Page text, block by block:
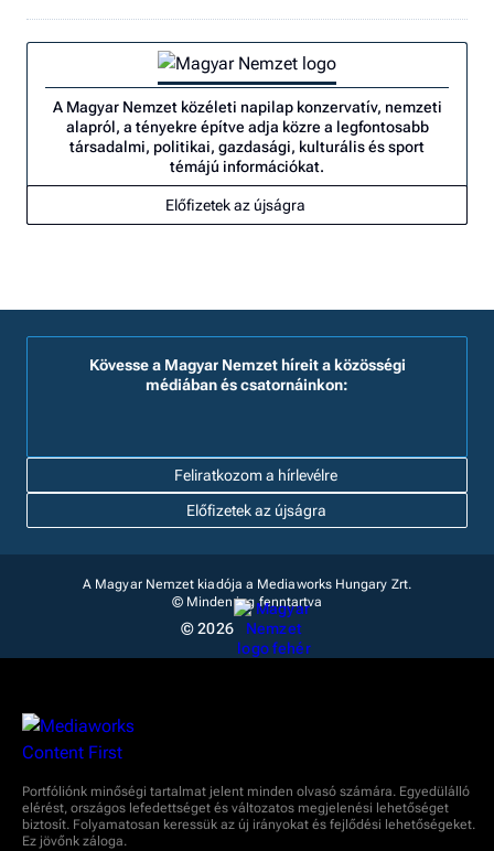
A Magyar Nemzet közéleti napilap konzervatív, nemzeti
alapról, a tényekre építve adja közre a legfontosabb
társadalmi, politikai, gazdasági, kulturális és sport
témájú információkat.
Előfizetek az újságra
Feliratkozom a hírlevélre
Kövesse a Magyar Nemzet híreit a közösségi
médiában és csatornáinkon:
Előfizetek az újságra
A Magyar Nemzet kiadója a Mediaworks Hungary Zrt.
© Minden jog fenntartva
© 2026
Portfóliónk minőségi tartalmat jelent minden olvasó számára. Egyedülálló
elérést, országos lefedettséget és változatos megjelenési lehetőséget
biztosít. Folyamatosan keressük az új irányokat és fejlődési lehetőségeket.
Ez jövőnk záloga.